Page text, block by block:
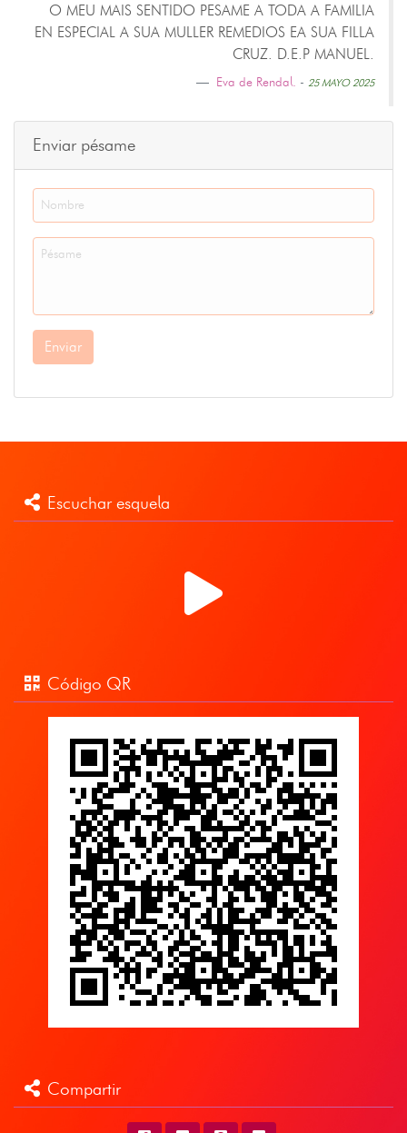
O MEU MAIS SENTIDO PESAME A TODA A FAMILIA
EN ESPECIAL A SUA MULLER REMEDIOS EA SUA FILLA
CRUZ. D.E.P MANUEL.
Eva de Rendal. - 25 MAYO 2025
Enviar pésame
Enviar
Escuchar esquela
Código QR
Compartir